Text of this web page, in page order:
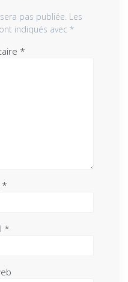
pas publiée. Les
indiqués avec *
*
*
*